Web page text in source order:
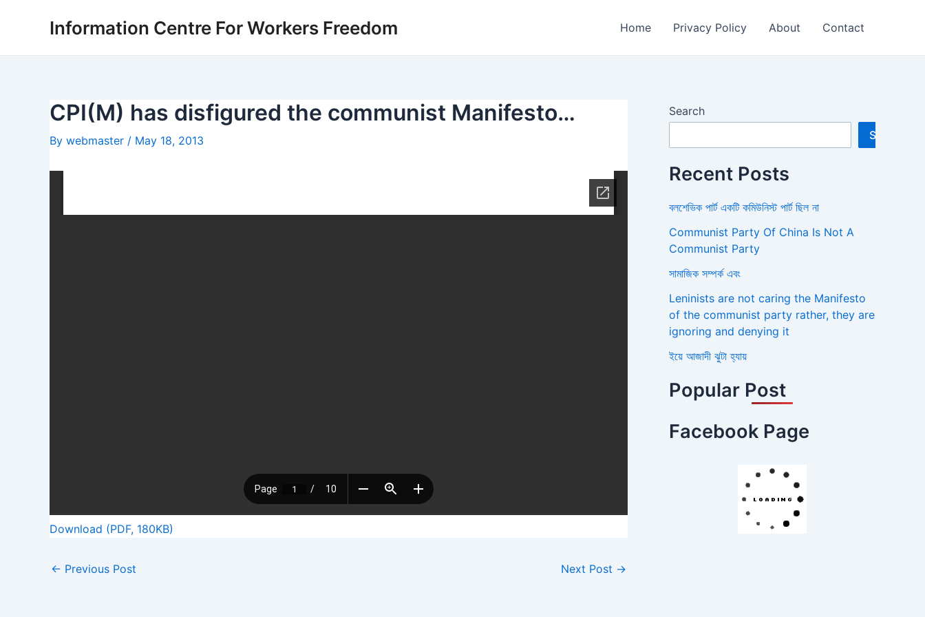
Information Centre For Workers Freedom Home Privacy Policy About Contact
CPI(M) has disfigured the communist Manifesto…
By webmaster / May 18, 2013
Download (PDF, 180KB)
navigation
← Previous Post Next Post →
Search
Search
Recent Posts
বলশেভিক পার্ট একটি কমিউনিস্ট পার্ট ছিল না
Communist Party Of China Is Not A
Communist Party
সামাজিক সম্পর্ক এবং
Leninists are not caring the Manifesto
of the communist party rather, they are
ignoring and denying it
ইয়ে আজাদী ঝুটা হ্যায়
Popular Post
Facebook Page